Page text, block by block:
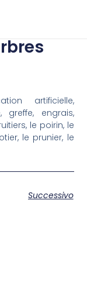
artificielle,
greffe, engrais,
le poirin, le
le prunier, le
Successivo